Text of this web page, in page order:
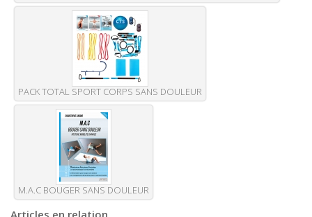
PACK TOTAL SPORT CORPS SANS DOULEUR
M.A.C BOUGER SANS DOULEUR
Articles en relation